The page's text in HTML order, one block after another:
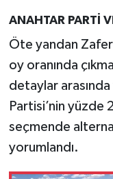
ANAHTAR PARTİ
Öte yandan Zafer
oy oranında
detaylar
Partisi’nin yüzde
seçmende
yorumlandı.